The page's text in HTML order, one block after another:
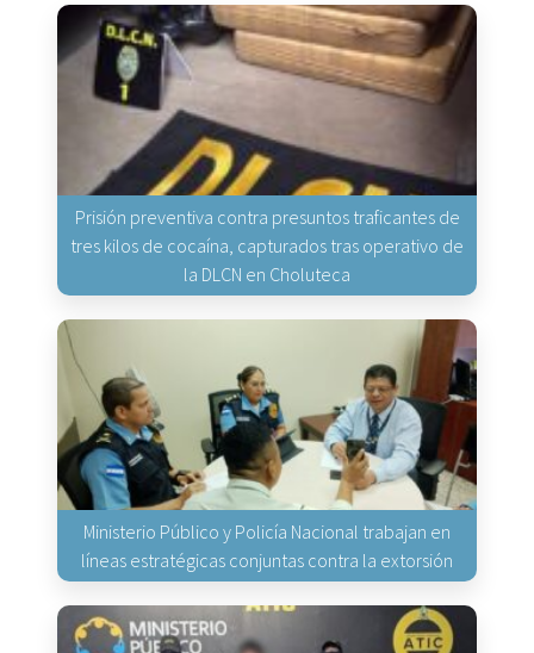
Prisión preventiva contra presuntos traficantes de
tres kilos de cocaína, capturados tras operativo de
la DLCN en Choluteca
Ministerio Público y Policía Nacional trabajan en
líneas estratégicas conjuntas contra la extorsión